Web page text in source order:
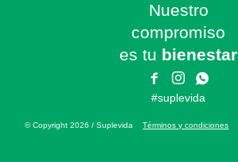
Nuestro
compromiso
es tu bienestar
 

#suplevida
© Copyright 2026 / SuplevidaTérminos y condiciones